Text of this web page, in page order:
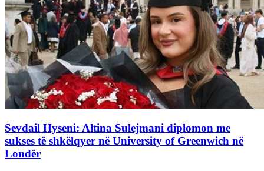
Sevdail Hyseni: Altina Sulejmani diplomon me
sukses të shkëlqyer në University of Greenwich në
Londër